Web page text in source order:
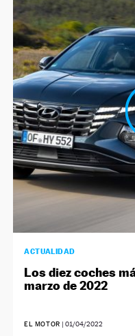
ACTUALIDAD
Los diez coches
marzo de 2022
EL MOTOR |01/04/2022